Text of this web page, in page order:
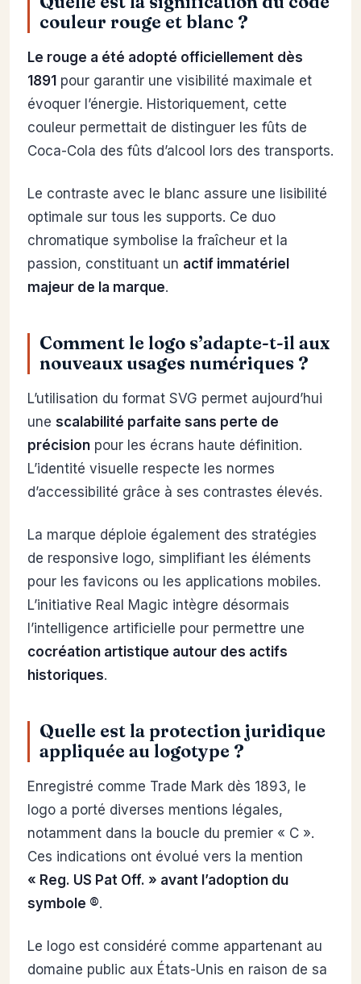
couleur rouge et blanc ?
Le rouge a été adopté officiellement dès
1891 pour garantir une visibilité maximale et
évoquer l’énergie. Historiquement, cette
couleur permettait de distinguer les fûts de
Coca-Cola des fûts d’alcool lors des transports.
Le contraste avec le blanc assure une lisibilité
optimale sur tous les supports. Ce duo
chromatique symbolise la fraîcheur et la
passion, constituant un actif immatériel
majeur de la marque.
Comment le logo s’adapte-t-il aux
nouveaux usages numériques ?
L’utilisation du format SVG permet aujourd’hui
une scalabilité parfaite sans perte de
précision pour les écrans haute définition.
L’identité visuelle respecte les normes
d’accessibilité grâce à ses contrastes élevés.
La marque déploie également des stratégies
de responsive logo, simplifiant les éléments
pour les favicons ou les applications mobiles.
L’initiative Real Magic intègre désormais
l’intelligence artificielle pour permettre une
cocréation artistique autour des actifs
historiques.
Quelle est la protection juridique
appliquée au logotype ?
Enregistré comme Trade Mark dès 1893, le
logo a porté diverses mentions légales,
notamment dans la boucle du premier « C ».
Ces indications ont évolué vers la mention
« Reg. US Pat Off. » avant l’adoption du
symbole ®.
Le logo est considéré comme appartenant au
domaine public aux États-Unis en raison de sa